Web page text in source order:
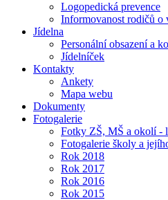
Logopedická prevence
Informovanost rodičů o
Jídelna
Personální obsazení a
Jídelníček
Kontakty
Ankety
Mapa webu
Dokumenty
Fotogalerie
Fotky ZŠ, MŠ a okolí -
Fotogalerie školy a
Rok 2018
Rok 2017
Rok 2016
Rok 2015